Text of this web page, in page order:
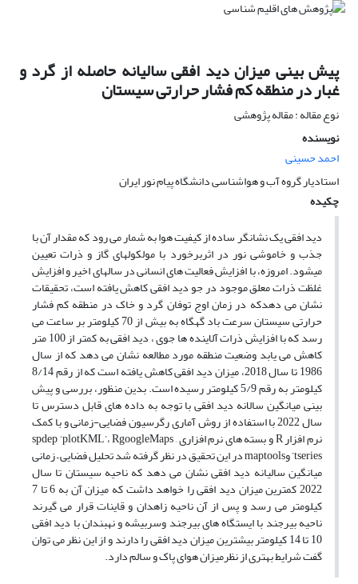
پیش بینی میزان دید افقی سالیانه حاصله از گرد و
غبار در منطقه کم فشار حرارتی سیستان
نوع مقاله : مقاله پژوهشی
نویسنده
احمد حسینی
استادیار گروه آب و هواشناسی دانشگاه پیام نور ایران
چکیده
دید افقی یک نشانگر ساده از کیفیت هوا به شمار می رود که مقدار آن با
جذب و خاموشی نور در اثربرخورد با مولکولهای گاز و ذرات تعیین
میشود. امروزه، با افزایش فعالیت های انسانی در سالهای اخیر و افزایش
غلظت ذرات معلق موجود در جو دید افقی کاهش یافته است، تحقیقات
نشان می دهدکه در زمان اوج توفان گرد و خاک در منطقه کم فشار
حرارتی سیستان سرعت باد گهگاه به بیش از 70 کیلومتر بر ساعت می
رسد که با افزایش ذرات آلاینده ها جوی ، دید افقی به کمتر از 100 متر
کاهش می یابد وضعیت منطقه مورد مطالعه نشان می دهد که از سال
1986 تا سال 2018، میزان دید افقی کاهش یافته است که از رقم 8/14
کیلومتر به رقم 5/9 کیلومتر رسیده است. بدین منظور، بررسی و پیش
بینی میانگین سالانه دید افقی با توجه به داده های قابل دسترس تا
سال 2022 با استفاده از روش آماری رگرسیون فضایی-زمانی و با کمک
نرم افزار R و بسته های نرم افزاری spdep ‘plotKML’، RgoogleMaps ,
tseries’ وmaptools در این تحقیق در نظر گرفته شد تحلیل فضایی – زمانی
میانگین سالیانه دید افقی نشان می دهد که ناحیه سیستان تا سال
2022 کمترین میزان دید افقی را خواهد داشت که میزان آن به 6 تا 7
کیلومتر می رسد و پس از آن ناحیه زاهدان و قاینات قرار می گیرند
ناحیه بیرجند با ایستگاه های بیرجند وسربیشه و نهبندان با دید افقی
10 تا 14 کیلومتر بیشترین میزان دید افقی را دارند و از این نظر می توان
گفت شرایط بهتری از نظرمیزان هوای پاک و سالم دارد.